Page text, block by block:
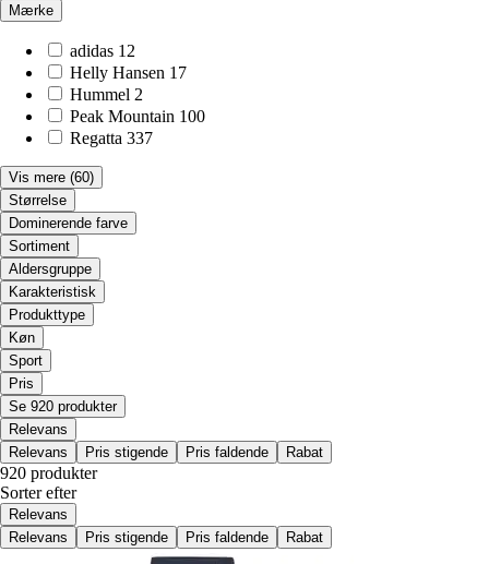
Mærke
adidas 12
Helly Hansen 17
Hummel 2
Peak Mountain 100
Regatta 337
Vis mere (60)
Størrelse
Dominerende farve
Sortiment
Aldersgruppe
Karakteristisk
Produkttype
Køn
Sport
Pris
Se 920 produkter
Relevans
Relevans
Pris stigende Pris faldende Rabat
920 produkter
Sorter efter
Relevans
Relevans
Pris stigende Pris faldende Rabat